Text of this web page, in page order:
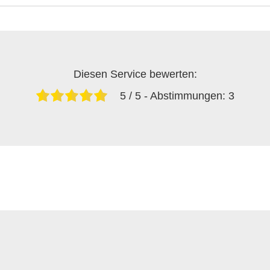
Diesen Service bewerten:
5 / 5 - Abstimmungen: 3